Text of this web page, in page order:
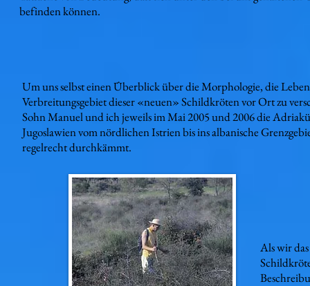
befinden können.
Um uns selbst einen Überblick über die Morphologie, die
Verbreitungsgebiet dieser «neuen» Schildkröten vor Ort zu
Sohn Manuel und ich jeweils im Mai 2005 und 2006 die
Jugoslawien vom nördlichen Istrien bis ins albanische
regelrecht durchkämmt.
Als wir